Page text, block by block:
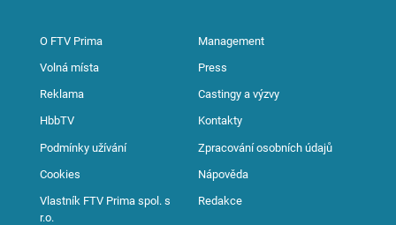
O FTV Prima Management
Volná místa Press
Reklama Castingy a výzvy
HbbTV Kontakty
Podmínky užívání Zpracování osobních údajů
Cookies Nápověda
Vlastník FTV Prima spol. s
r.o.
Redakce